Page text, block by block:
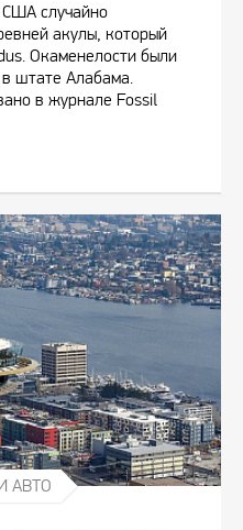
США случайно
акулы, который
Окаменелости были
штате Алабама.
в журнале Fossil
АВТО